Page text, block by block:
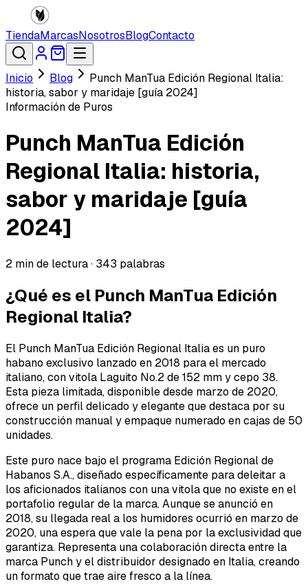
TiendaMarcasNosotrosBlogContacto
Inicio Blog
Punch ManTua Edición Regional Italia:
historia, sabor y maridaje [guía 2024]
Información de Puros
Punch ManTua Edición
Regional Italia: historia,
sabor y maridaje [guía
2024]
2 min de lectura · 343 palabras
¿Qué es el Punch ManTua Edición
Regional Italia?
El Punch ManTua Edición Regional Italia es un puro
habano exclusivo lanzado en 2018 para el mercado
italiano, con vitola Laguito No.2 de 152 mm y cepo 38.
Esta pieza limitada, disponible desde marzo de 2020,
ofrece un perfil delicado y elegante que destaca por su
construcción manual y empaque numerado en cajas de 50
unidades.
Este puro nace bajo el programa Edición Regional de
Habanos S.A., diseñado específicamente para deleitar a
los aficionados italianos con una vitola que no existe en el
portafolio regular de la marca. Aunque se anunció en
2018, su llegada real a los humidores ocurrió en marzo de
2020, una espera que vale la pena por la exclusividad que
garantiza. Representa una colaboración directa entre la
marca Punch y el distribuidor designado en Italia, creando
un formato que trae aire fresco a la línea.